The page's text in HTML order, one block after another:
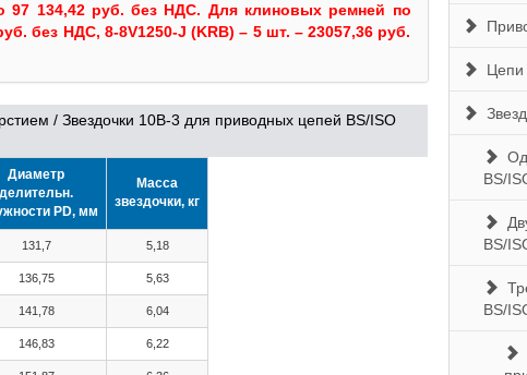
97 134,42 руб. без НДС. Для клиновых ремней по
без НДС, 8-8V1250-J (KRB) – 5 шт. – 23057,36 руб.
/ Звездочки 10B-3 для приводных цепей BS/ISO
Диаметр
делительн.
PD, мм
Масса
звездочки, кг
131,7 5,18
136,75 5,63
141,78 6,04
146,83 6,22
Цепи
BS/
BS/
BS/